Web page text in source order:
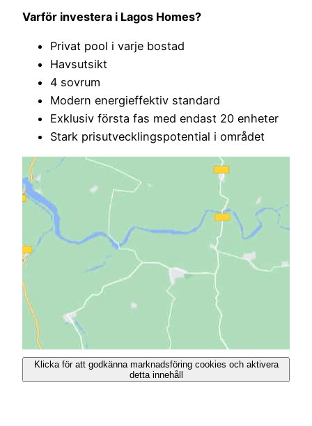
Varför investera i Lagos Homes?
Privat pool i varje bostad
Havsutsikt
4 sovrum
Modern energieffektiv standard
Exklusiv första fas med endast 20 enheter
Stark prisutvecklingspotential i området
Klicka för att godkänna marknadsföring cookies och aktivera
detta innehåll